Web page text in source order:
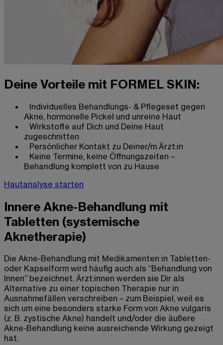
Deine Vorteile mit FORMEL SKIN:
Individuelles Behandlungs- & Pflegeset gegen
Akne, hormonelle Pickel und unreine Haut
Wirkstoffe auf Dich und Deine Haut
zugeschnitten
Persönlicher Kontakt zu Deiner/m Ärzt:in
Keine Termine, keine Öffnungszeiten –
Behandlung komplett von zu Hause
Hautanalyse starten
Innere Akne-Behandlung mit
Tabletten (systemische
Aknetherapie)
Die Akne-Behandlung mit Medikamenten in Tabletten-
oder Kapselform wird häufig auch als “Behandlung von
Innen” bezeichnet. Ärzt:innen werden sie Dir als
Alternative zu einer topischen Therapie nur in
Ausnahmefällen verschreiben – zum Beispiel, weil es
sich um eine besonders starke Form von Akne vulgaris
(z. B. zystische Akne) handelt und/oder die äußere
Akne-Behandlung keine ausreichende Wirkung gezeigt
hat.